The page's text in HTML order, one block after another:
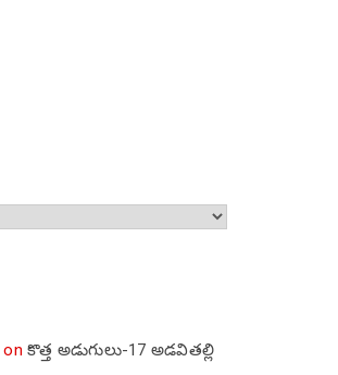
onకొత్త అడుగులు-17 అడవితల్లి